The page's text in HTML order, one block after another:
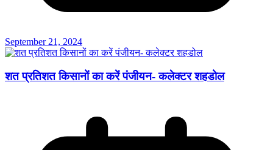
September 21, 2024
शत प्रतिशत किसानों का करें पंजीयन- कलेक्टर शहडोल